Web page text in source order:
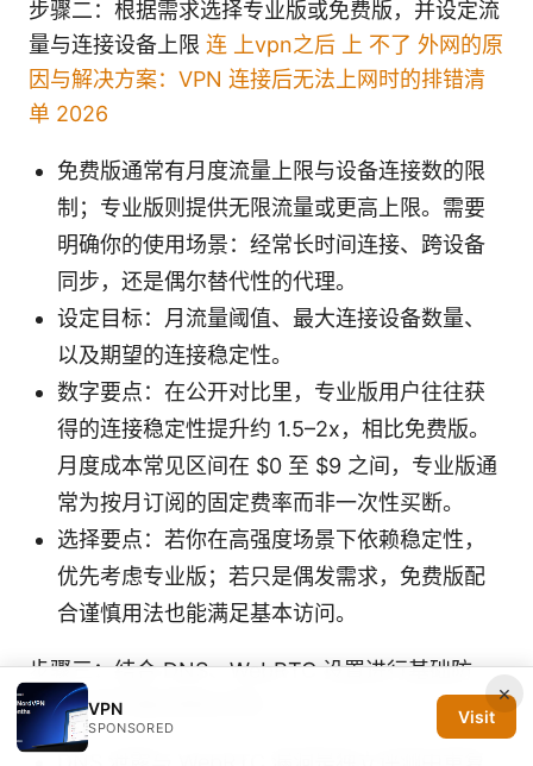
步骤二：根据需求选择专业版或免费版，并设定流
量与连接设备上限 连 上vpn之后 上 不了 外网的原
因与解决方案：VPN 连接后无法上网时的排错清
单 2026
免费版通常有月度流量上限与设备连接数的限
制；专业版则提供无限流量或更高上限。需要
明确你的使用场景：经常长时间连接、跨设备
同步，还是偶尔替代性的代理。
设定目标：月流量阈值、最大连接设备数量、
以及期望的连接稳定性。
数字要点：在公开对比里，专业版用户往往获
得的连接稳定性提升约 1.5–2x，相比免费版。
月度成本常见区间在 $0 至 $9 之间，专业版通
常为按月订阅的固定费率而非一次性买断。
选择要点：若你在高强度场景下依赖稳定性，
优先考虑专业版；若只是偶发需求，免费版配
合谨慎用法也能满足基本访问。
步骤三：结合 DNS、WebRTC 设置进行基础防
护，了解可能的隐私风险
×
VPN
SPONSORED
Visit